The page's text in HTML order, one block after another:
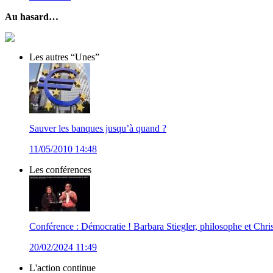
Au hasard…
Les autres “Unes”
Sauver les banques jusqu’à quand ?
11/05/2010 14:48
Les conférences
Conférence : Démocratie ! Barbara Stiegler, philosophe et
20/02/2024 11:49
L'action continue